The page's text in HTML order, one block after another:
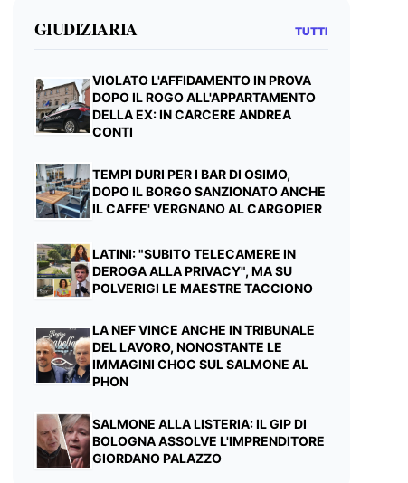
GIUDIZIARIA TUTTI
VIOLATO L'AFFIDAMENTO IN PROVA
DOPO IL ROGO ALL'APPARTAMENTO
DELLA EX: IN CARCERE ANDREA
CONTI
TEMPI DURI PER I BAR DI OSIMO,
DOPO IL BORGO SANZIONATO ANCHE
IL CAFFE' VERGNANO AL CARGOPIER
LATINI: "SUBITO TELECAMERE IN
DEROGA ALLA PRIVACY", MA SU
POLVERIGI LE MAESTRE TACCIONO
LA NEF VINCE ANCHE IN TRIBUNALE
DEL LAVORO, NONOSTANTE LE
IMMAGINI CHOC SUL SALMONE AL
PHON
SALMONE ALLA LISTERIA: IL GIP DI
BOLOGNA ASSOLVE L'IMPRENDITORE
GIORDANO PALAZZO